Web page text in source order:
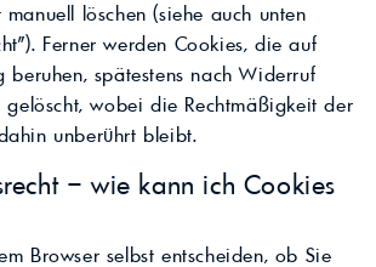
löschen (siehe auch unten
Ferner werden Cookies, die auf
beruhen, spätestens nach Widerruf
gelöscht, wobei die Rechtmäßigkeit der
unberührt bleibt.
– wie kann ich Cookies
Browser selbst entscheiden, ob Sie